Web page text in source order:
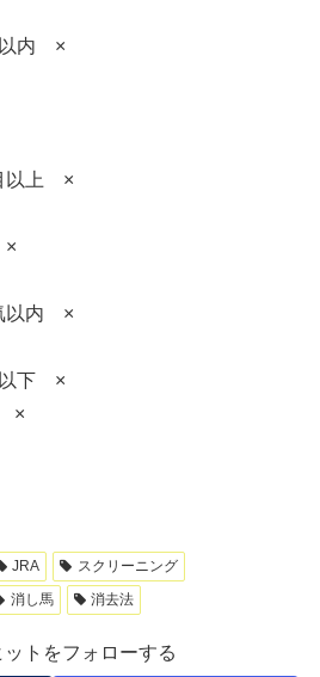
以内 ×
以上 ×
×
以内 ×
以下 ×
×
JRA
スクリーニング
消し馬 消去法
ットをフォローする